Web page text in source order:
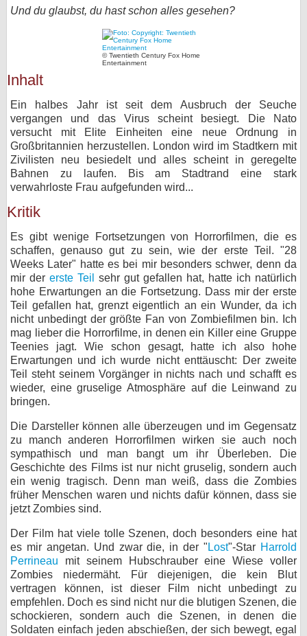
Und du glaubst, du hast schon alles gesehen?
© Twentieth Century Fox Home
Entertainment
Inhalt
Ein halbes Jahr ist seit dem Ausbruch der Seuche
vergangen und das Virus scheint besiegt. Die Nato
versucht mit Elite Einheiten eine neue Ordnung in
Großbritannien herzustellen. London wird im Stadtkern mit
Zivilisten neu besiedelt und alles scheint in geregelte
Bahnen zu laufen. Bis am Stadtrand eine stark
verwahrloste Frau aufgefunden wird...
Kritik
Es gibt wenige Fortsetzungen von Horrorfilmen, die es
schaffen, genauso gut zu sein, wie der erste Teil. "28
Weeks Later" hatte es bei mir besonders schwer, denn da
mir der erste Teil
sehr gut gefallen hat, hatte ich natürlich
hohe Erwartungen an die Fortsetzung. Dass mir der erste
Teil gefallen hat, grenzt eigentlich an ein Wunder, da ich
nicht unbedingt der größte Fan von Zombiefilmen bin. Ich
mag lieber die Horrorfilme, in denen ein Killer eine Gruppe
Teenies jagt. Wie schon gesagt, hatte ich also hohe
Erwartungen und ich wurde nicht enttäuscht: Der zweite
Teil steht seinem Vorgänger in nichts nach und schafft es
wieder, eine gruselige Atmosphäre auf die Leinwand zu
bringen.
Die Darsteller können alle überzeugen und im Gegensatz
zu manch anderen Horrorfilmen wirken sie auch noch
sympathisch und man bangt um ihr Überleben. Die
Geschichte des Films ist nur nicht gruselig, sondern auch
ein wenig tragisch. Denn man weiß, dass die Zombies
früher Menschen waren und nichts dafür können, dass sie
jetzt Zombies sind.
Der Film hat viele tolle Szenen, doch besonders eine hat
es mir angetan. Und zwar die, in der " Lost"-Star Harrold
Perrineau mit seinem Hubschrauber eine Wiese voller
Zombies niedermäht. Für diejenigen, die kein Blut
vertragen können, ist dieser Film nicht unbedingt zu
empfehlen. Doch es sind nicht nur die blutigen Szenen, die
schockieren, sondern auch die Szenen, in denen die
Soldaten einfach jeden abschießen, der sich bewegt, egal
Forum
bei X
bei Facebook
Kontakt
Nutzungsbedingungen
Datenschutz
Desktop-Ansicht
myFanbase